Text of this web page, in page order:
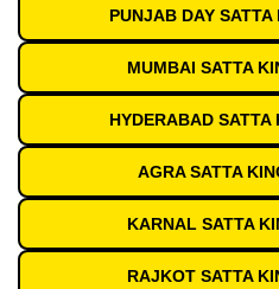
PUNJAB DAY
MUMBAI SATTA
HYDERABAD
AGRA SATTA
KARNAL SATTA
RAJKOT SATTA